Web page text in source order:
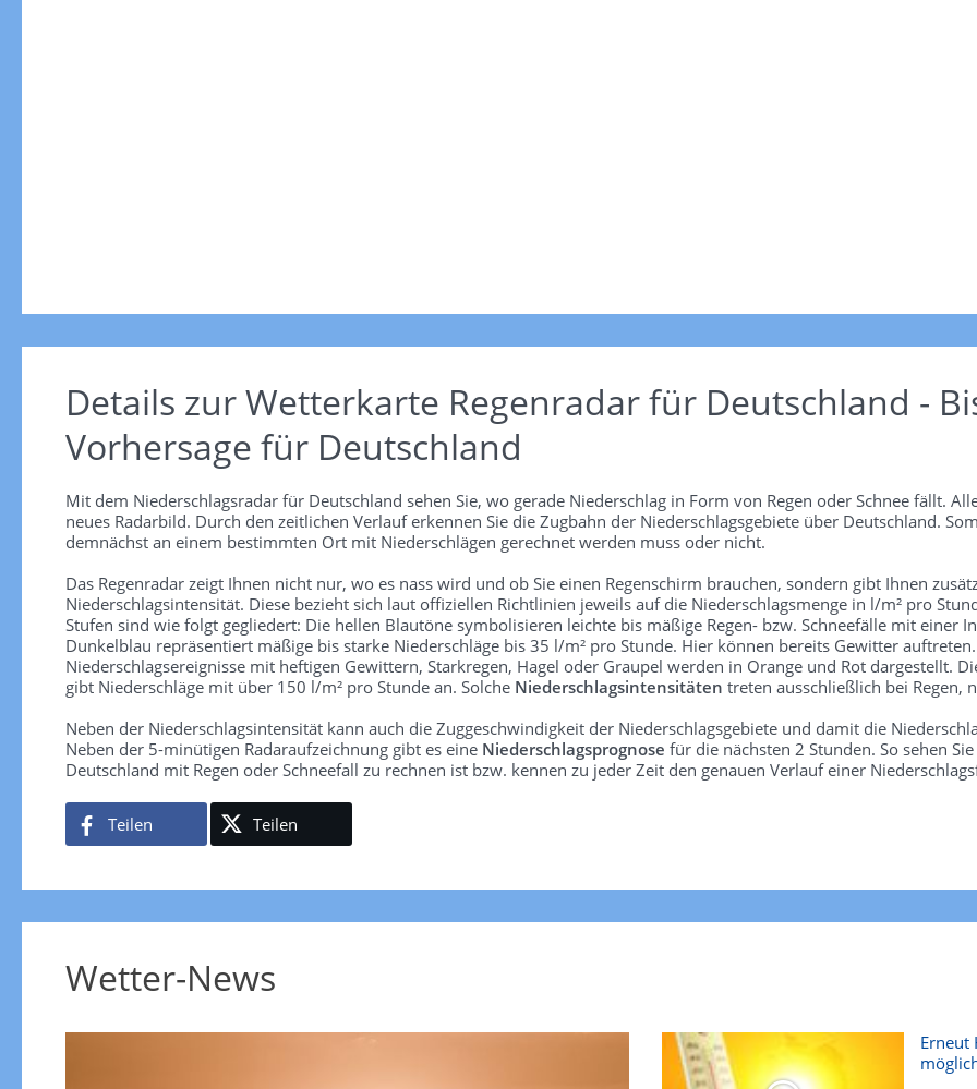
Details zur Wetterkarte Regenradar für Deutschland -
Vorhersage für Deutschland
Mit dem Niederschlagsradar für Deutschland sehen Sie, wo gerade Niederschlag in Form von Regen oder Schnee fällt.
neues Radarbild. Durch den zeitlichen Verlauf erkennen Sie die Zugbahn der Niederschlagsgebiete über Deutschland.
demnächst an einem bestimmten Ort mit Niederschlägen gerechnet werden muss oder nicht.
Das Regenradar zeigt Ihnen nicht nur, wo es nass wird und ob Sie einen Regenschirm brauchen, sondern gibt Ihnen
Niederschlagsintensität. Diese bezieht sich laut offiziellen Richtlinien jeweils auf die Niederschlagsmenge in l/m² pro
Stufen sind wie folgt gegliedert: Die hellen Blautöne symbolisieren leichte bis mäßige Regen- bzw. Schneefälle mit einer
Dunkelblau repräsentiert mäßige bis starke Niederschläge bis 35 l/m² pro Stunde. Hier können bereits Gewitter
Niederschlagsereignisse mit heftigen Gewittern, Starkregen, Hagel oder Graupel werden in Orange und Rot dargestellt.
gibt Niederschläge mit über 150 l/m² pro Stunde an. Solche Niederschlagsintensitäten treten ausschließlich bei Regen,
Neben der Niederschlagsintensität kann auch die Zuggeschwindigkeit der Niederschlagsgebiete und damit die
Neben der 5-minütigen Radaraufzeichnung gibt es eine Niederschlagsprognose für die nächsten 2 Stunden. So sehen
Deutschland mit Regen oder Schneefall zu rechnen ist bzw. kennen zu jeder Zeit den genauen Verlauf einer
Teilen Teilen
Wetter-News
Erneut